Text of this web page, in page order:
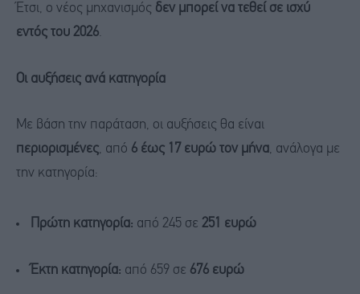
Έτσι, ο νέος μηχανισμός δεν μπορεί να τεθεί σε ισχύ
εντός του 2026.
Οι αυξήσεις ανά κατηγορία
Με βάση την παράταση, οι αυξήσεις θα είναι
περιορισμένες, από 6 έως 17 ευρώ τον μήνα, ανάλογα με
την κατηγορία:
Πρώτη κατηγορία: από 245 σε 251 ευρώ
Έκτη κατηγορία: από 659 σε 676 ευρώ